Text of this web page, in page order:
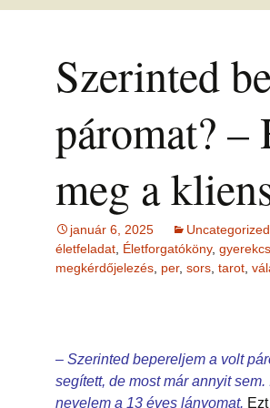
ÉFT
Online is
ÉFT
Ingás Közvetítés
Ingás
esetek
ÉLETFORGATÓKÖNYV
KRONOBIOLÓGIA
rendelése
További
írások és
(sorselemzés és
problémafeltárás)
FELOLDÁS JÁTÉK
BACH
ACCESS
CONSCIOUSNESS
tudatossághoz)
ELENGEDÉS
HIEDELMEK
bőség,
Korlátozó
testsúly,
… témakörében
frekvenciákkalSzerinted
páromat?
meg a
január 6, 2025 Uncategorized
életfeladat Életforgatóköny,
megkérdőjelezés per, sors tarot
– Szerinted bepereljem a volt
segített, de most már annyit
nevelem a 13 éves lányomat.